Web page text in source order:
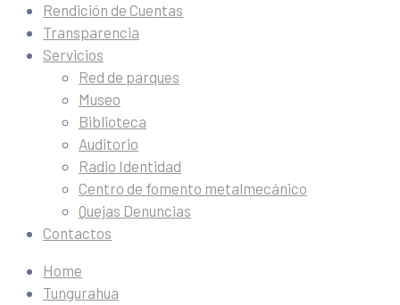
Rendición de Cuentas
Transparencia
Servicios
Red de parques
Museo
Biblioteca
Auditorio
Radio Identidad
Centro de fomento metalmecánico
Quejas Denuncias
Contactos
Home
Tungurahua